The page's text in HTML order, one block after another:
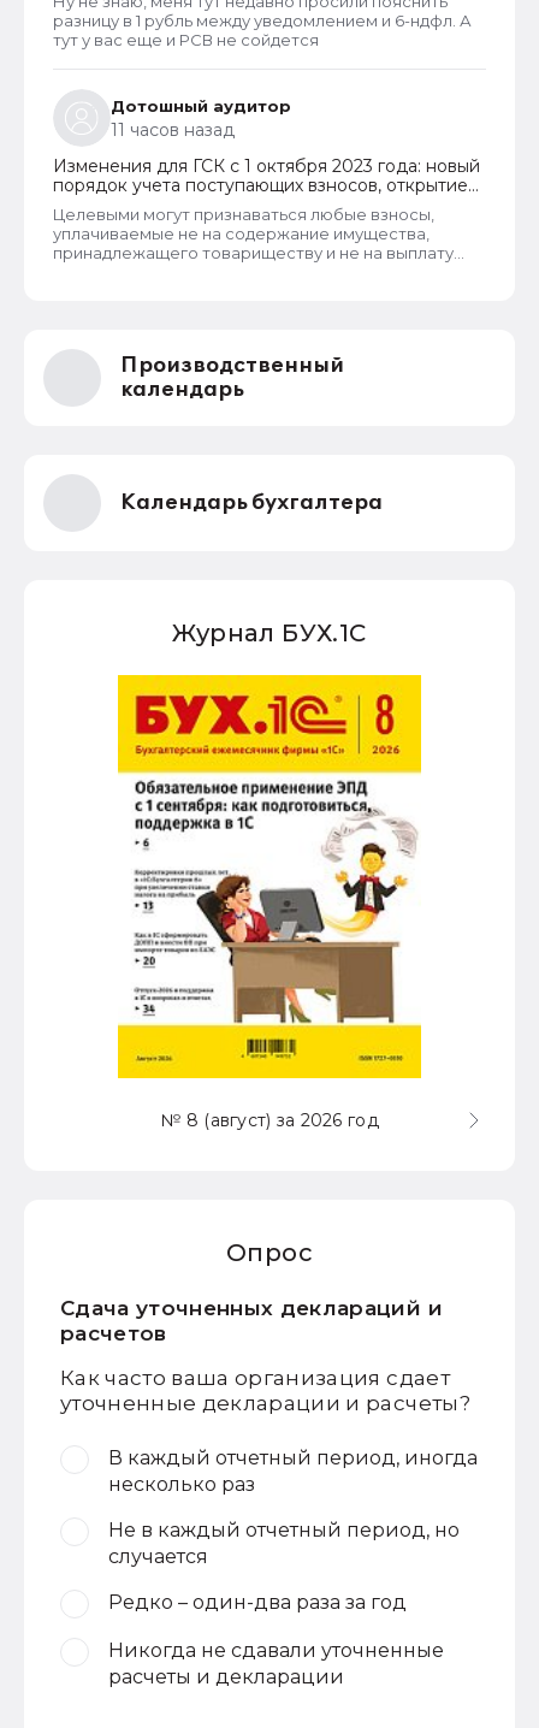
разницу в 1 рубль между уведомлением и 6-ндфл. А
тут у вас еще и РСВ не сойдется
Дотошный аудитор
11 часов назад
Изменения для ГСК с 1 октября 2023 года: новый
порядок учета поступающих взносов, открытие
расчетных счетов и переход на применение
бухгалтерского ПО
Целевыми могут признаваться любые взносы,
уплачиваемые не на содержание имущества,
принадлежащего товариществу и не на выплату
собственников. Пример целевых взносов - взносы
на установку видеонаблюдения, охранных систем и
шлагбаумов. Платить их должны все собственники
гаражей.
Производственный
календарь
Календарь бухгалтера
Журнал БУХ.1С
№ 8 (август) за 2026 год
Опрос
Сдача уточненных деклараций и
расчетов
Как часто ваша организация сдает
уточненные декларации и расчеты?
В каждый отчетный период, иногда
несколько раз
Не в каждый отчетный период, но
случается
Редко – один-два раза за год
Никогда не сдавали уточненные
расчеты и декларации